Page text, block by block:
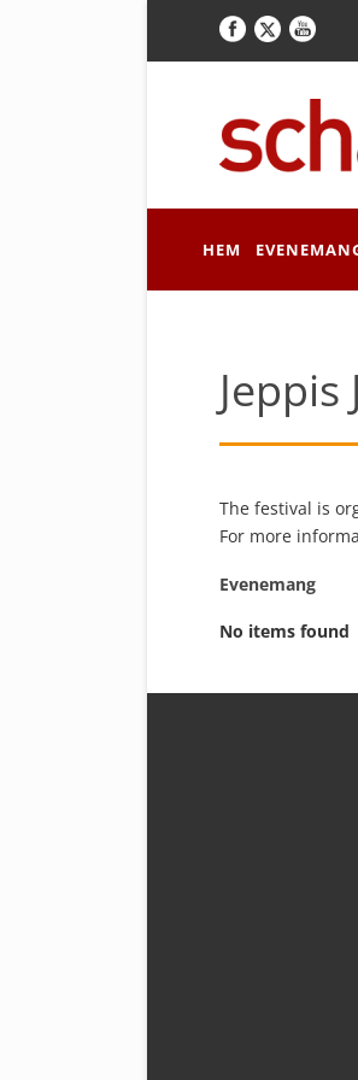
HEM
Jeppis
The festival is
For more
Evenemang
No items found